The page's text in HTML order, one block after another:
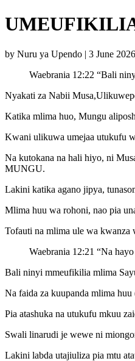
by Nuru ya Upendo | 3 June
Waebrania 12:22 “Bali
Nyakati za Nabii
Katika mlima huo, Mungu
Kwani ulikuwa umejaa utukufu
Na kutokana na hali hiyo, ni
MUNGU.
Lakini katika agano jipya,
Mlima huu wa rohoni, nao pia
Tofauti na mlima ule wa
Waebrania 12:21 “Na
Bali ninyi mmeufikilia mlima
Na faida za kuupanda mlima
Pia atashuka na utukufu mkuu
Swali linarudi je wewe ni
Lakini labda utajiuliza pia mtu